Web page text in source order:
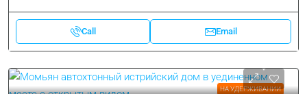
Call Email
НА УДЕРЖИВАНИИ